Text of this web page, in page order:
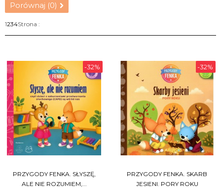
Porównaj (0)
Strona :
1234
-32%
PRZYGODY FENKA. SŁYSZĘ,
ALE NIE ROZUMIEM,...
-32%
PRZYGODY FENKA. SKARB
JESIENI. PORY ROKU